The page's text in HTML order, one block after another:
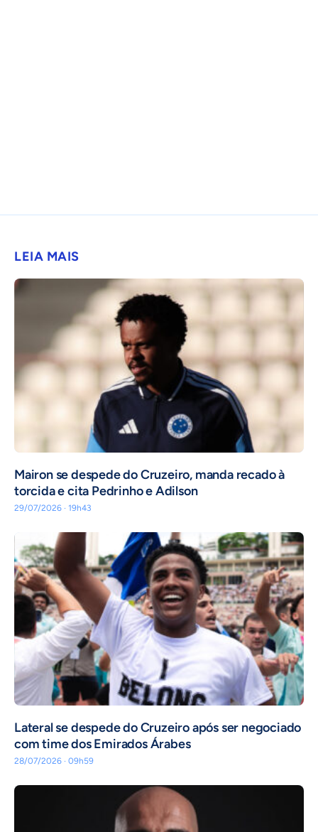
LEIA MAIS
Mairon se despede do Cruzeiro, manda recado à
torcida e cita Pedrinho e Adilson
29/07/2026 · 19h43
Lateral se despede do Cruzeiro após ser negociado
com time dos Emirados Árabes
28/07/2026 · 09h59